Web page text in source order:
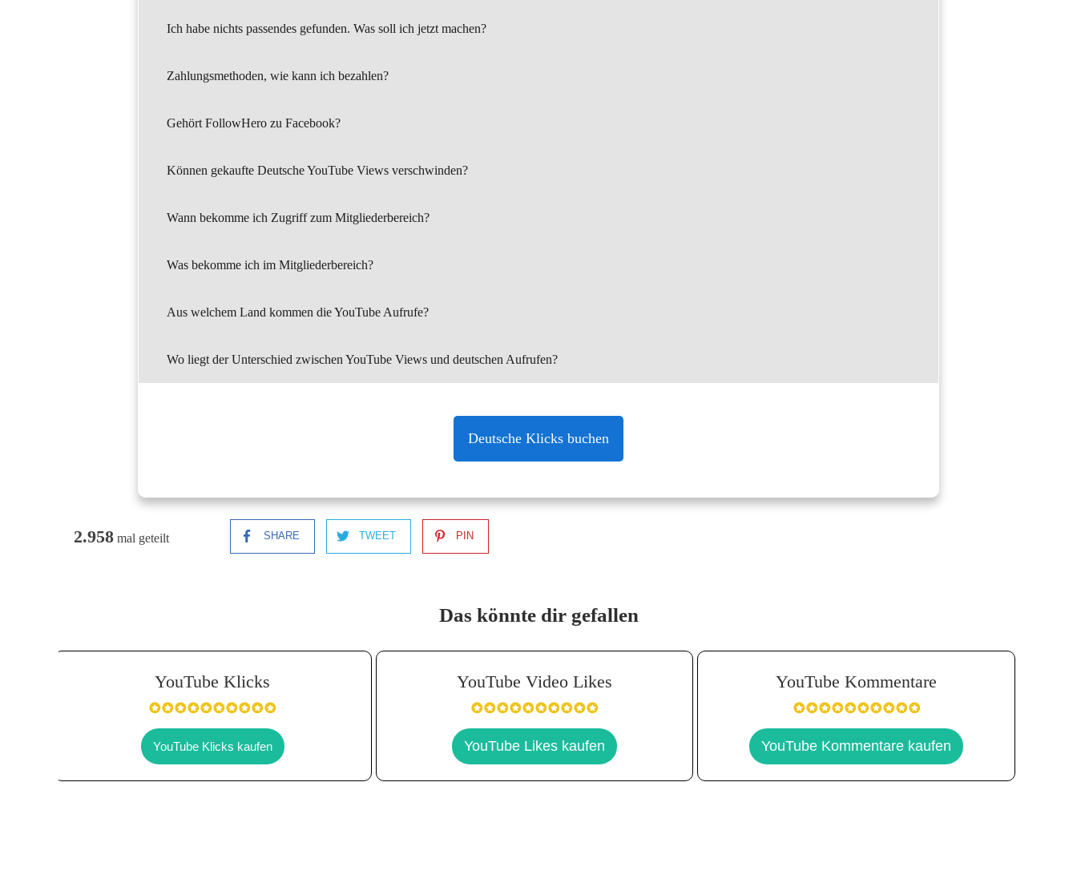
Ich habe nichts passendes gefunden. Was soll ich jetzt machen?
Zahlungsmethoden, wie kann ich bezahlen?
Gehört FollowHero zu Facebook?
Können gekaufte Deutsche YouTube Views verschwinden?
Wann bekomme ich Zugriff zum Mitgliederbereich?
Was bekomme ich im Mitgliederbereich?
Aus welchem Land kommen die YouTube Aufrufe?
Wo liegt der Unterschied zwischen YouTube Views und deutschen Aufrufen?
Deutsche Klicks buchen
2.958 mal geteilt SHARE TWEET PIN
Das könnte dir gefallen
YouTube Klicks
YouTube Klicks kaufen
YouTube Video Likes
YouTube Likes kaufen
YouTube Kommentare
YouTube Kommentare kaufen